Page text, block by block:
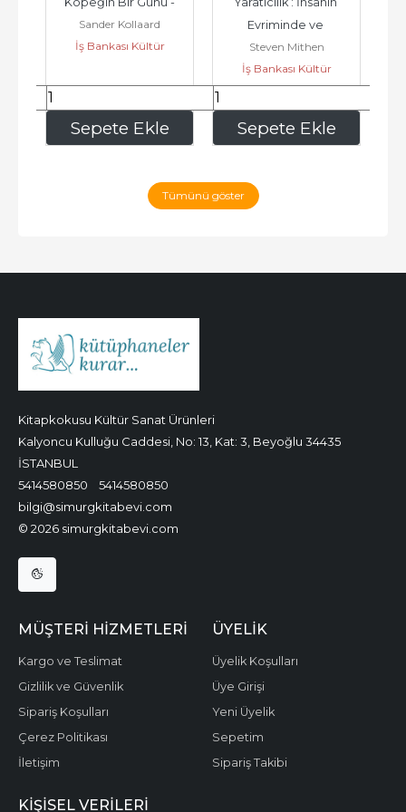
Sepete Ekle
Sander Kollaard
İş Bankası Kültür
210,00 Sepete Ekle
Evriminde ve
Tarihöncesinde -
Steven Mithen
İş Bankası Kültür
Yayınları
315,00
Tümünü göster
Kitapkokusu Kültür Sanat Ürünleri
Kalyoncu Kulluğu Caddesi, No: 13, Kat: 3, Beyoğlu 34435
İSTANBUL
5414580850
5414580850
bilgi@simurgkitabevi.com
© 2026 simurgkitabevi.com
MÜŞTERI HIZMETLERI
Kargo ve Teslimat
Gizlilik ve Güvenlik
Sipariş Koşulları
Çerez Politikası
İletişim
ÜYELIK
Üyelik Koşulları
Üye Girişi
Yeni Üyelik
Sepetim
Sipariş Takibi
KIŞISEL VERILERI